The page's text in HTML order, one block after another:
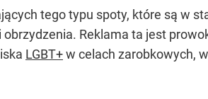
tego typu spoty, które są w
Reklama ta jest
LGBT+w celach zarobkowych,